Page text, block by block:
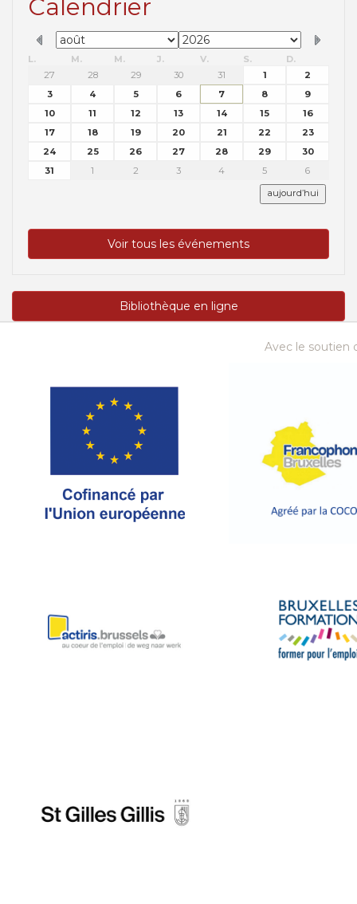
Calendrier
L. M. M. J. V. S.
D.
27
28 29 30 31 1
2
3
4 5 6 7 8
9
10
11 12 13 14 15
16
17
18 19 20 21 22
23
24
25 26 27 28 29
30
31
1 2 3 4 5 6
aujourd’hui
Voir tous les événements
Bibliothèque en ligne
Avec le soutien